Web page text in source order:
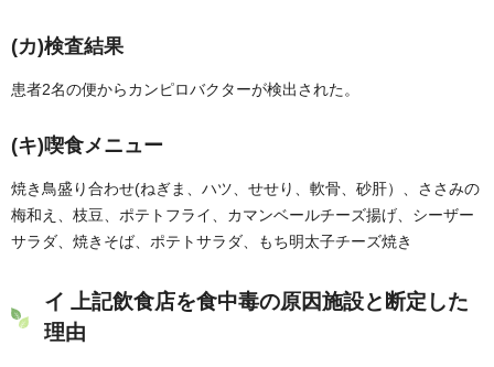
(カ)検査結果
患者2名の便からカンピロバクターが検出された。
(キ)喫食メニュー
焼き鳥盛り合わせ(ねぎま、ハツ、せせり、軟骨、砂肝）、ささみの
梅和え、枝豆、ポテトフライ、カマンベールチーズ揚げ、シーザー
サラダ、焼きそば、ポテトサラダ、もち明太子チーズ焼き
イ 上記飲食店を食中毒の原因施設と断定した
理由